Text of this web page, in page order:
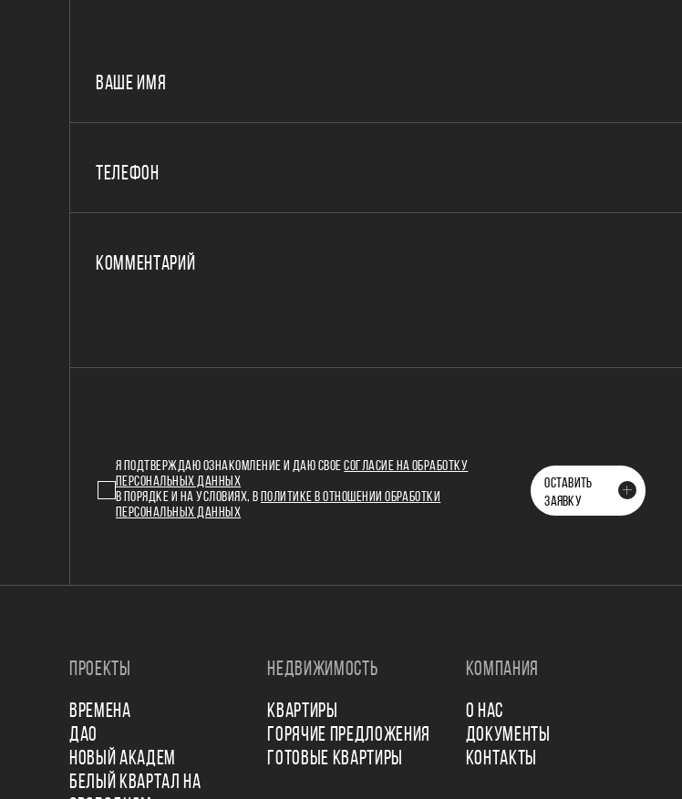
ВАШЕ ИМЯ
ТЕЛЕФОН
КОММЕНТАРИЙ
Я ПОДТВЕРЖДАЮ ОЗНАКОМЛЕНИЕ И ДАЮ СВОЕСОГЛАСИЕ НА ОБРАБОТКУ
ПЕРСОНАЛЬНЫХ ДАННЫХ
В ПОРЯДКЕ И НА УСЛОВИЯХ, В
ПОЛИТИКЕ В ОТНОШЕНИИ ОБРАБОТКИ
ПЕРСОНАЛЬНЫХ ДАННЫХ
ОСТАВИТЬ
ЗАЯВКУ
ПРОЕКТЫ
ВРЕМЕНА
ДАО
НОВЫЙ АКАДЕМ
БЕЛЫЙ КВАРТАЛ НА
НЕДВИЖИМОСТЬ
КВАРТИРЫ
ГОРЯЧИЕ ПРЕДЛОЖЕНИЯ
ГОТОВЫЕ КВАРТИРЫ
КОМПАНИЯ
О НАС
ДОКУМЕНТЫ
КОНТАКТЫ